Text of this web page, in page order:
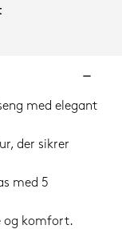
med elegant
der sikrer
med 5
og komfort.